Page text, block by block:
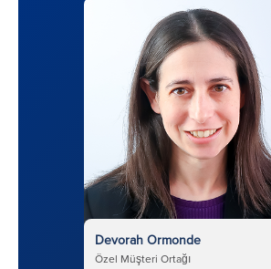
Devorah Ormonde
Özel Müşteri Ortağı